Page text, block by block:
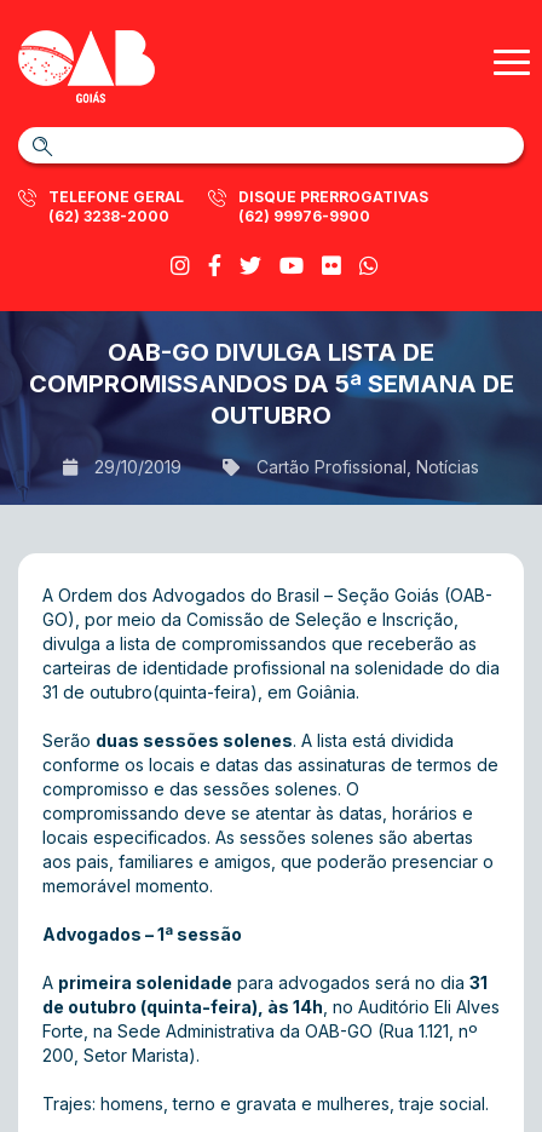
TELEFONE GERAL
(62) 3238-2000
DISQUE PRERROGATIVAS
(62) 99976-9900
OAB-GO DIVULGA LISTA DE
COMPROMISSANDOS DA 5ª SEMANA DE
OUTUBRO
29/10/2019 Cartão Profissional Notícias
A Ordem dos Advogados do Brasil – Seção Goiás (OAB-
GO), por meio da Comissão de Seleção e Inscrição,
divulga a lista de compromissandos que receberão as
carteiras de identidade profissional na solenidade do dia
31 de outubro(quinta-feira), em Goiânia.
Serão duas sessões solenes. A lista está dividida
conforme os locais e datas das assinaturas de termos de
compromisso e das sessões solenes. O
compromissando deve se atentar às datas, horários e
locais especificados. As sessões solenes são abertas
aos pais, familiares e amigos, que poderão presenciar o
memorável momento.
Advogados – 1ª sessão
A primeira solenidade para advogados será no dia 31
de outubro (quinta-feira), às 14h , no Auditório Eli Alves
Forte, na Sede Administrativa da OAB-GO (Rua 1.121, nº
200, Setor Marista).
Trajes: homens, terno e gravata e mulheres, traje social.